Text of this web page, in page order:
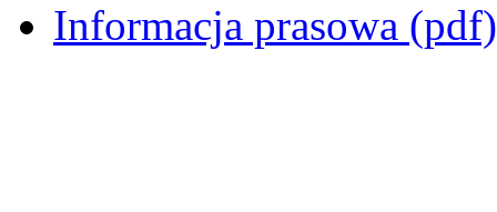
Informacja prasowa (pdf)